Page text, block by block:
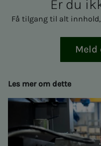
Er du
Få tilgang til alt innhold,
Meld
Les mer om dette